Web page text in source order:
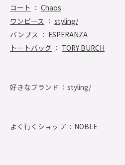
コート ： Chaos
ワンピース ： styling/
パンプス ： ESPERANZA
トートバッグ ： TORY BURCH
好きなブランド ： styling/
よく行くショップ ： NOBLE